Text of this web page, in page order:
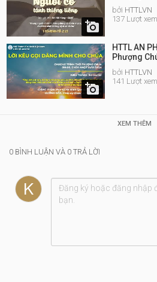

bởi HTTLVN
137 Lượt xem

HTTL AN
Phượng
bởi HTTLVN
141 Lượt xem
XEM THÊM
0 BÌNH LUẬN VÀ 0 TRẢ LỜI